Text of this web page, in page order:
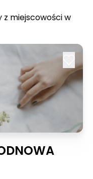
z miejscowości w